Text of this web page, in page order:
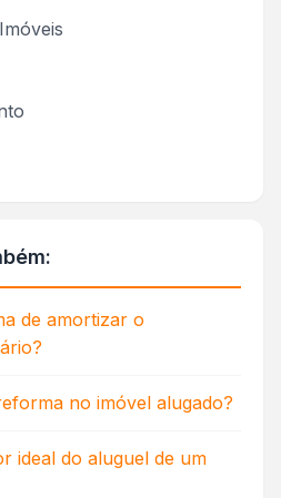
de amortizar o
no imóvel alugado?
ideal do aluguel de um